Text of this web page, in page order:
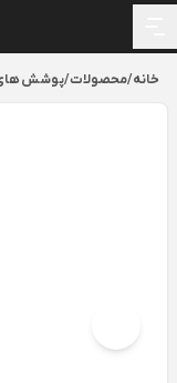
خانه/محصولات/پوشش